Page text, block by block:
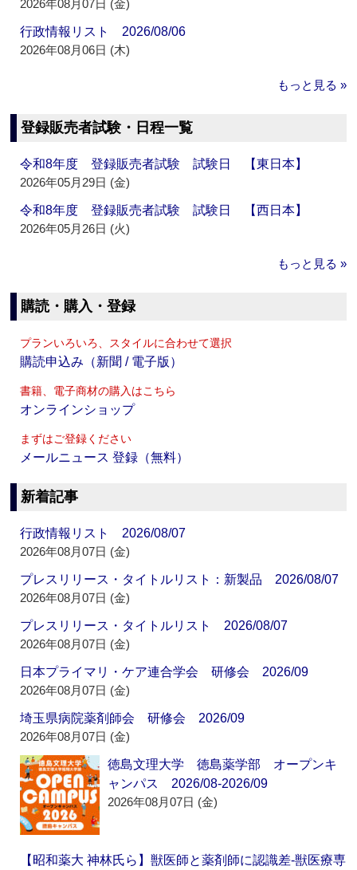
2026年08月07日 (金)
行政情報リスト 2026/08/06
2026年08月06日 (木)
もっと見る »
登録販売者試験・日程一覧
令和8年度 登録販売者試験 試験日 【東日本】
2026年05月29日 (金)
令和8年度 登録販売者試験 試験日 【西日本】
2026年05月26日 (火)
もっと見る »
購読・購入・登録
プランいろいろ、スタイルに合わせて選択
購読申込み（新聞 / 電子版）
書籍、電子商材の購入はこちら
オンラインショップ
まずはご登録ください
メールニュース 登録（無料）
新着記事
行政情報リスト 2026/08/07
2026年08月07日 (金)
プレスリリース・タイトルリスト：新製品 2026/08/07
2026年08月07日 (金)
プレスリリース・タイトルリスト 2026/08/07
2026年08月07日 (金)
日本プライマリ・ケア連合学会 研修会 2026/09
2026年08月07日 (金)
埼玉県病院薬剤師会 研修会 2026/09
2026年08月07日 (金)
徳島文理大学 徳島薬学部 オープンキ
ャンパス 2026/08-2026/09
2026年08月07日 (金)
【昭和薬大 神林氏ら】獣医師と薬剤師に認識差‐獣医療専